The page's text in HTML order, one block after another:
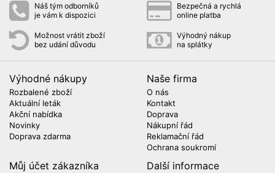
Náš tým odborníků
je vám k dispozici
Bezpečná a rychlá
online platba
Možnost vrátit zboží
bez udání důvodu
Výhodný nákup
na splátky
Výhodné nákupy
Rozbalené zboží
Aktuální leták
Akční nabídka
Novinky
Doprava zdarma
Naše firma
O nás
Kontakt
Doprava
Nákupní řád
Reklamační řád
Ochrana soukromí
Můj účet zákazníka Další informace